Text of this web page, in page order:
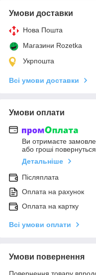
Умови доставки
Нова Пошта
Магазини Rozetka
Укрпошта
Всі умови доставки
Умови оплати
Ви отримаєте
або гроші
Детальніше
Післяплата
Оплата на рахунок
Оплата на картку
Всі умови оплати
Умови повернення